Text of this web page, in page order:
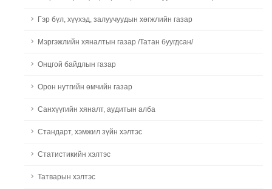
Гэр бүл, хүүхэд, залуучуудын хөгжлийн газар
Мэргэжлийн хяналтын газар /Татан буугдсан/
Онцгой байдлын газар
Орон нутгийн өмчийн газар
Санхүүгийн хяналт, аудитын алба
Стандарт, хэмжил зүйн хэлтэс
Статистикийн хэлтэс
Татварын хэлтэс